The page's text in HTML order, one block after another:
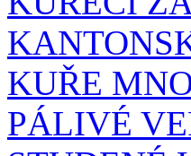
KUŘE
PÁLIVÉ